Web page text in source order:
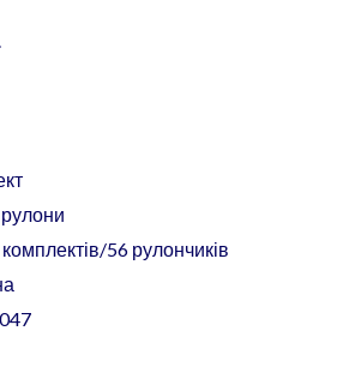
56 рулончиків